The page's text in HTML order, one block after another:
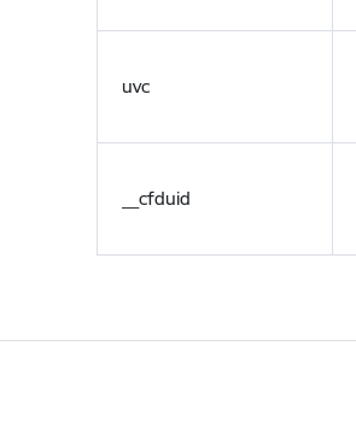
uvc
__cfduid